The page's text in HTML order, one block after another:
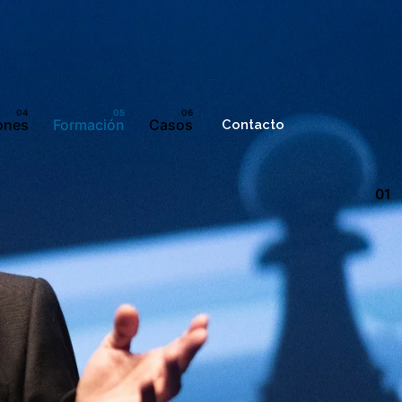
Formación Casos Contacto
01